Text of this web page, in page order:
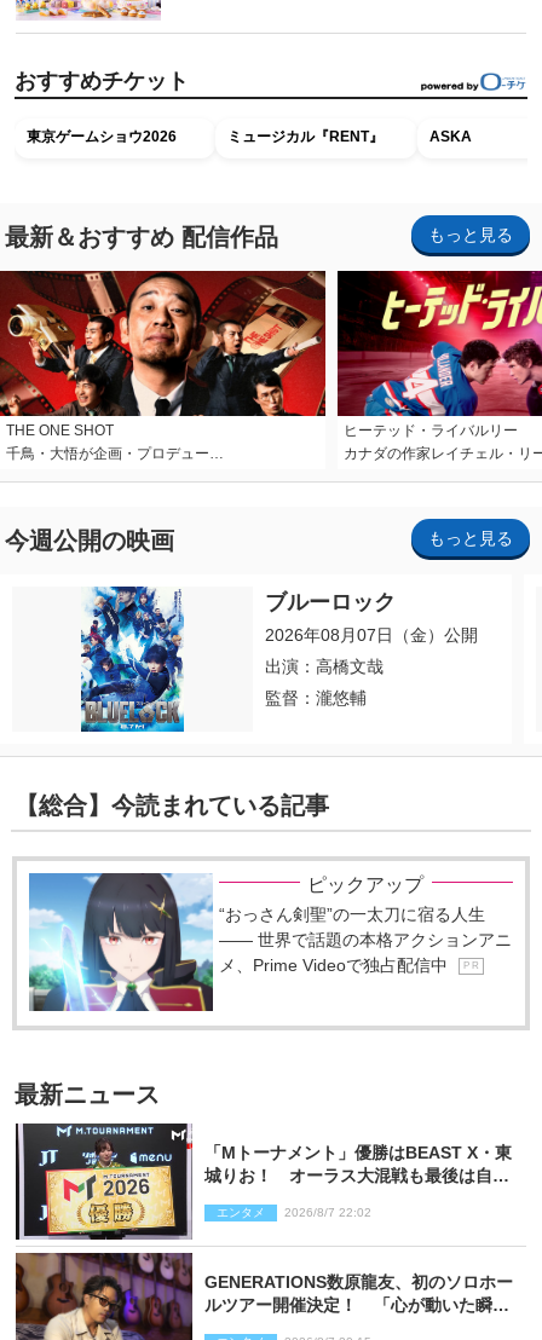
おすすめチケット
東京ゲームショウ2026 ミュージカル『RENT』 ASKA
最新＆おすすめ 配信作品 もっと見る
THE ONE SHOT
千鳥・大悟が企画・プロデュー…
ヒーテッド・ライバルリー
カナダの作家レイチェル・リ
今週公開の映画 もっと見る
ブルーロック
2026年08月07日（金）公開
出演：高橋文哉
監督：瀧悠輔
【総合】今読まれている記事
ピックアップ
“おっさん剣聖”の一太刀に宿る人生
―― 世界で話題の本格アクションアニ
メ、Prime Videoで独占配信中
P R
最新ニュース
「Mトーナメント」優勝はBEAST X・東
城りお！ オーラス大混戦も最後は自ら
エンタメ 2026/8/7 22:02
GENERATIONS数原龍友、初のソロホー
ルツアー開催決定！ 「心が動いた瞬間